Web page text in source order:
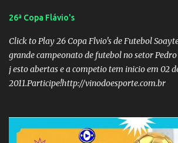
26ª Copa Flávio's
Click to Play 26 Copa Flvio's de Futebol
grande campeonato de futebol no setor
j esto abertas e a competio tem inicio em 02
2011.Participe!http://vinodoesporte.com.br